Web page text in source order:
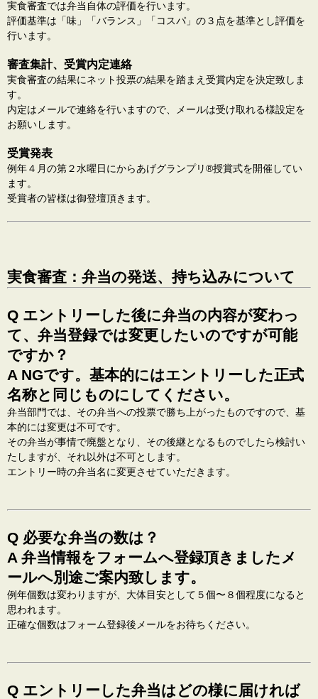
実食審査では弁当自体の評価を行います。
評価基準は「味」「バランス」「コスパ」の３点を基準とし評価を
行います。
審査集計、受賞内定連絡
実食審査の結果にネット投票の結果を踏まえ受賞内定を決定致しま
す。
内定はメールで連絡を行いますので、メールは受け取れる様設定を
お願いします。
受賞発表
例年４月の第２水曜日にからあげグランプリ®️授賞式を開催してい
ます。
受賞者の皆様は御登壇頂きます。
実食審査：弁当の発送、持ち込みについて
Q エントリーした後に弁当の内容が変わっ
て、弁当登録では変更したいのですが可能
ですか？
A NGです。基本的にはエントリーした正式
名称と同じものにしてください。
弁当部門では、その弁当への投票で勝ち上がったものですので、基
本的には変更は不可です。
その弁当が事情で廃盤となり、その後継となるものでしたら検討い
たしますが、それ以外は不可とします。
エントリー時の弁当名に変更させていただきます。
Q 必要な弁当の数は？
A 弁当情報をフォームへ登録頂きましたメ
ールへ別途ご案内致します。
例年個数は変わりますが、大体目安として５個〜８個程度になると
思われます。
正確な個数はフォーム登録後メールをお待ちください。
Q エントリーした弁当はどの様に届ければ